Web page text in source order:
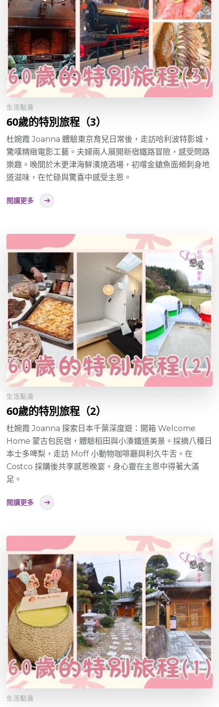
生活點滴
60歲的特別旅程（3）
杜婉霞 Joanna 體驗東京育兒日常後，走訪哈利波特影城，
驚嘆精緻電影工藝。夫婦兩人展開新宿鐵路冒險，感受問路
樂趣。晚間於木更津海鮮濱燒酒場，初嚐金鎗魚面頰刺身地
道滋味，在忙碌與驚喜中感受主恩。
閱讀更多
生活點滴
60歲的特別旅程（2）
杜婉霞 Joanna 探索日本千葉深度遊：開箱 Welcome
Home 蒙古包民宿，體驗稻田與小湊鐵道美景。採摘八種日
本士多啤梨，走訪 Moff 小動物咖啡廳與利久牛舌。在
Costco 採購後共享感恩晚宴，身心靈在主恩中得著大滿
足。
閱讀更多
生活點滴